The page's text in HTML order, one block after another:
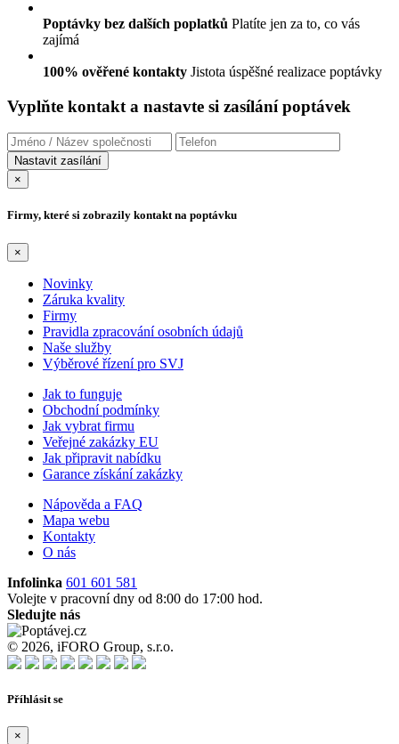
Poptávky bez dalších poplatků Platíte jen za to, co vás
zajímá
100% ověřené kontakty Jistota úspěšné realizace poptávky
Vyplňte kontakt a nastavte si zasílání poptávek
×
Firmy, které si zobrazily kontakt na poptávku
×
Novinky
Záruka kvality
Firmy
Pravidla zpracování osobních údajů
Naše služby
Výběrové řízení pro SVJ
Jak to funguje
Obchodní podmínky
Jak vybrat firmu
Veřejné zakázky EU
Jak připravit nabídku
Garance získání zakázky
Nápověda a FAQ
Mapa webu
Kontakty
O nás
Infolinka 601 601 581
Volejte v pracovní dny od 8:00 do 17:00 hod.
Sledujte nás
© 2026, iFORO Group, s.r.o.
Příhlásit se
×